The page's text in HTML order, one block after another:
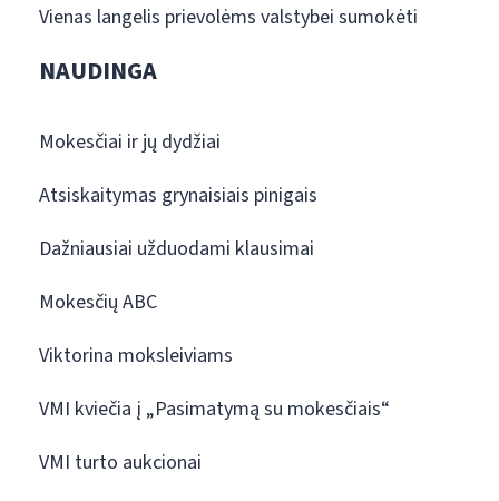
Vienas langelis prievolėms valstybei sumokėti
NAUDINGA
Mokesčiai ir jų dydžiai
Atsiskaitymas grynaisiais pinigais
Dažniausiai užduodami klausimai
Mokesčių ABC
Viktorina moksleiviams
VMI kviečia į „Pasimatymą su mokesčiais“
VMI turto aukcionai